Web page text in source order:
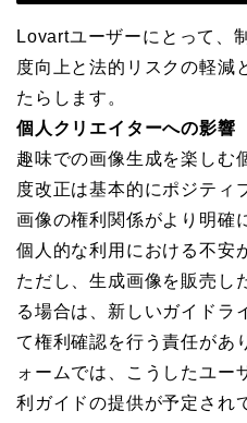
Lovartユーザーにとって、
度向上と法的リスクの軽減
たらします。
個人クリエイターへの影響
趣味での画像生成を楽しむ
度改正は基本的にポジティ
画像の権利関係がより明確
個人的な利用における不安
ただし、生成画像を販売し
る場合は、新しいガイドラ
て権利確認を行う責任があ
ォームでは、こうしたユー
利ガイドの提供が予定され